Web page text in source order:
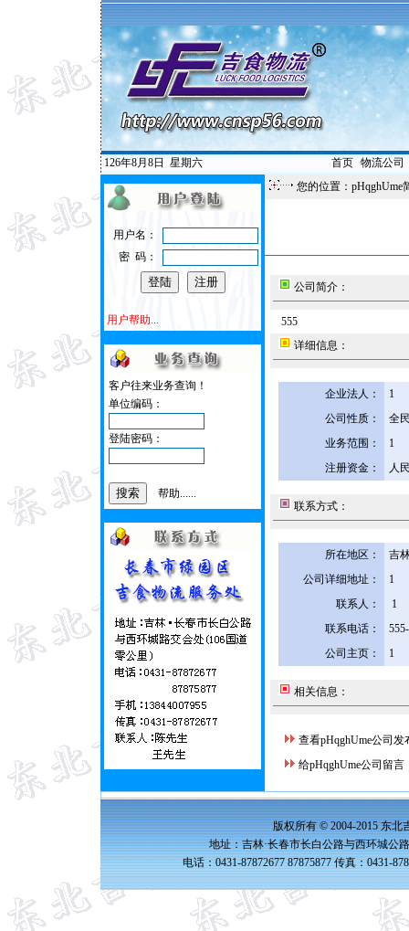
126年8月8日 星期六 首页| 物流公司
用户名：
密 码：
用户帮助...
客户往来业务查询！
单位编码：
登陆密码：
帮助......
您的位置：pHqghUme
公司简介：
555
详细信息：
企业法人：
1
公司性质：
全
业务范围：
1
注册资金：
人
联系方式：
所在地区：
吉
公司详细地址：
1
联系人：
1
联系电话：
公司主页：
1
相关信息：
查看pHqghUme公司发
给pHqghUme公司留言
版权所有 © 2004-2015 东北
地址：吉林·长春市长白公路与西环城公
电话：0431-87872677 87875877 传真：0431-